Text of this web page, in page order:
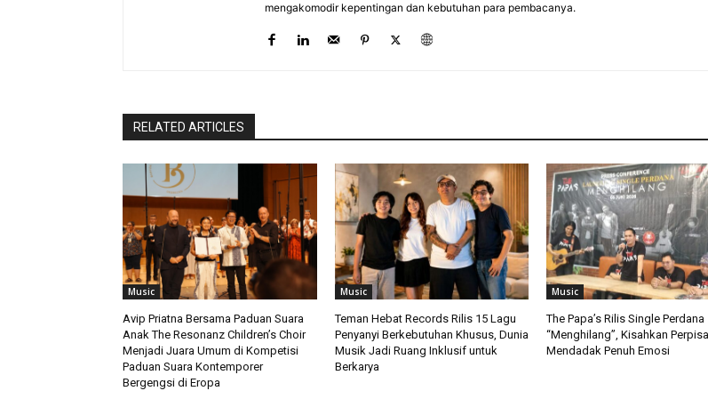
mengakomodir kepentingan dan kebutuhan para pembacanya.
RELATED ARTICLES
Music
Avip Priatna Bersama Paduan Suara
Anak The Resonanz Children’s Choir
Menjadi Juara Umum di Kompetisi
Paduan Suara Kontemporer
Bergengsi di Eropa
Music
Teman Hebat Records Rilis 15 Lagu
Penyanyi Berkebutuhan Khusus, Dunia
Musik Jadi Ruang Inklusif untuk
Berkarya
Music
The Papa’s Rilis Single Perdana
“Menghilang”, Kisahkan
Mendadak Penuh Emosi